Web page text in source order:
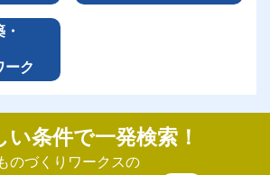
ーク
い条件で一発検索！
のづくりワークスの